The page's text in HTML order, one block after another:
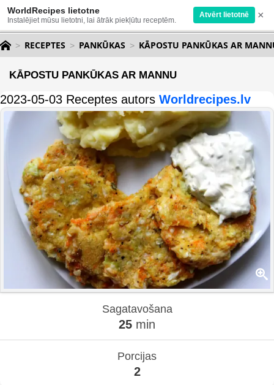
WorldRecipes lietotne
Instalējiet mūsu lietotni, lai ātrāk piekļūtu receptēm.
Atvērt lietotnē ×
RECEPTES PANKŪKAS KĀPOSTU PANKŪKAS AR
KĀPOSTU PANKŪKAS AR MANNU
2023-05-03 Receptes autors Worldrecipes.lv
Sagatavošana
25 min
Porcijas
2